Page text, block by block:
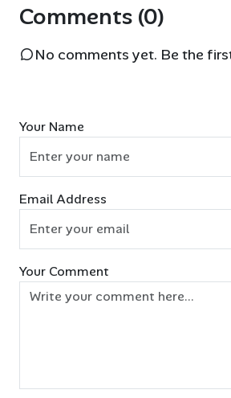
Comments (0)
No comments yet. Be the
Your Name
Email Address
Your Comment